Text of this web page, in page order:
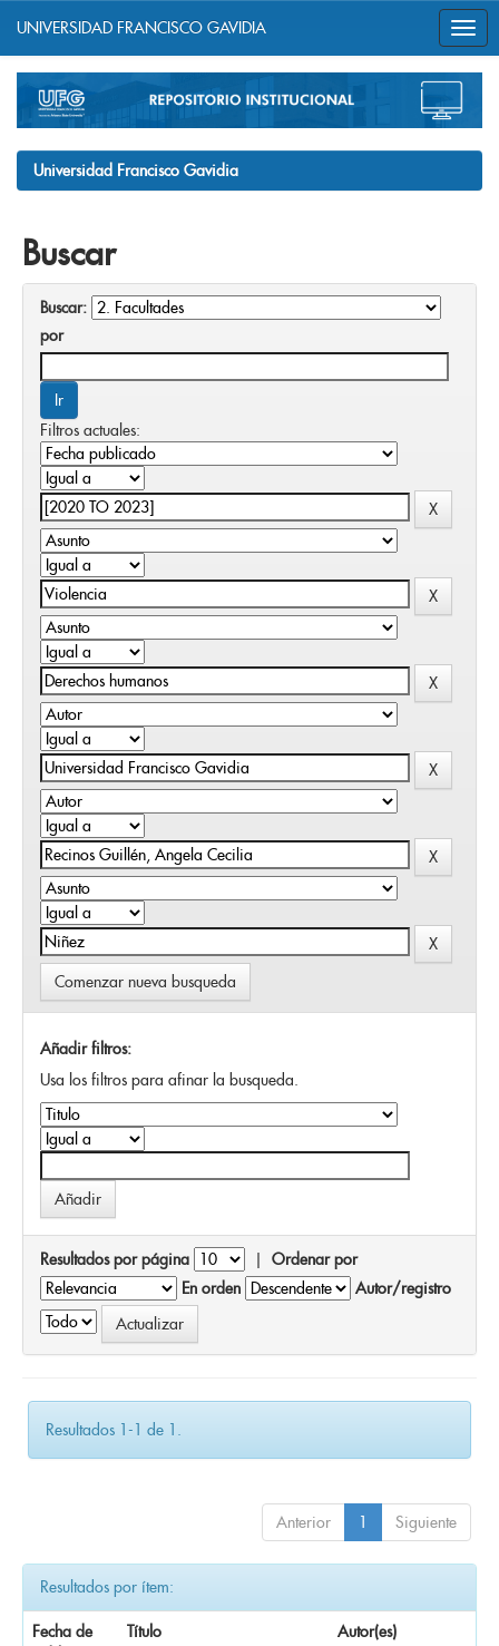
navigation
UNIVERSIDAD FRANCISCO GAVIDIA
Universidad Francisco Gavidia
Buscar
Buscar:
por
Filtros actuales:
Comenzar nueva busqueda
Añadir filtros:
Usa los filtros para afinar la busqueda.
Resultados por página | Ordenar por
En orden
Autor/registro
Resultados 1-1 de 1.
Anterior 1 Siguiente
Resultados por ítem:
Fecha de
Título Autor(es)